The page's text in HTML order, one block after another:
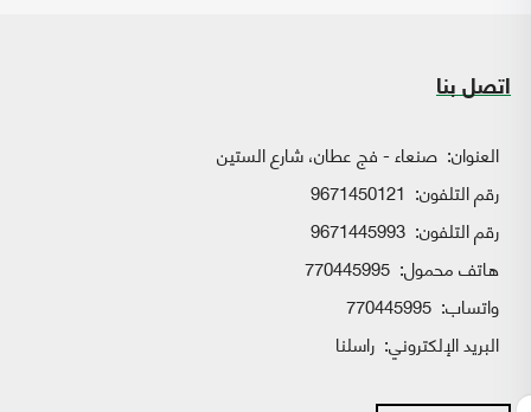
اتصل بنا
العنوان: صنعاء - فج عطان، شارع الستين
رقم التلفون: 9671450121
رقم التلفون: 9671445993
هاتف محمول: 770445995
واتساب:
البريد الإلكتروني: راسلنا